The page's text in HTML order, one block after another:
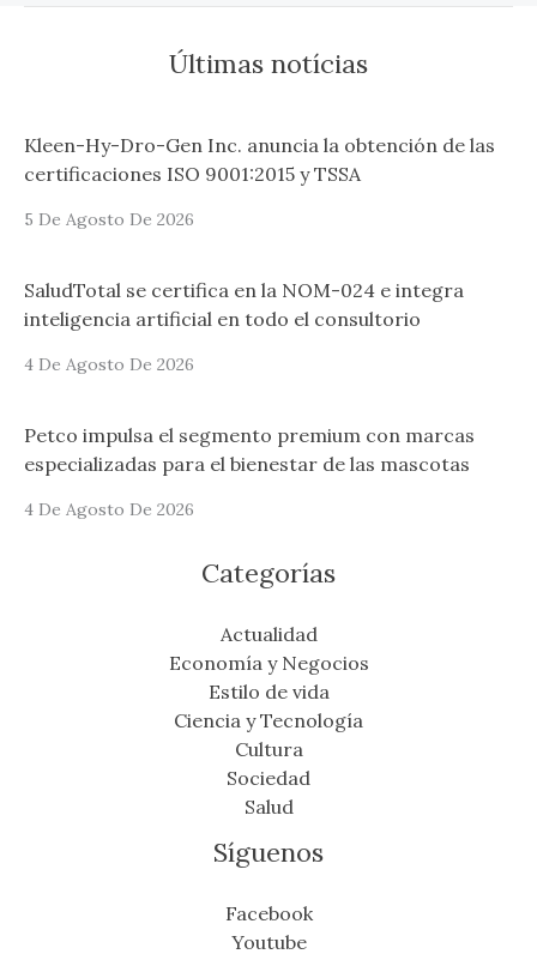
Últimas notícias
Kleen-Hy-Dro-Gen Inc. anuncia la obtención de las
certificaciones ISO 9001:2015 y TSSA
5 De Agosto De 2026
SaludTotal se certifica en la NOM-024 e integra
inteligencia artificial en todo el consultorio
4 De Agosto De 2026
Petco impulsa el segmento premium con marcas
especializadas para el bienestar de las mascotas
4 De Agosto De 2026
Categorías
Actualidad
Economía y Negocios
Estilo de vida
Ciencia y Tecnología
Cultura
Sociedad
Salud
Síguenos
Facebook
Youtube